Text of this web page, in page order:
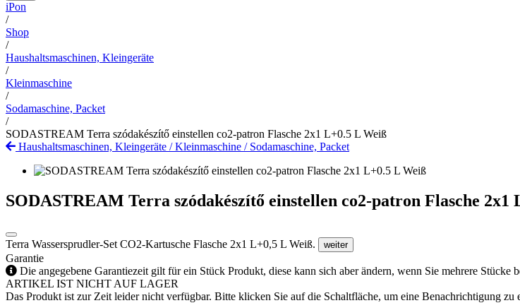
iPon
/
Shop
/
Haushaltsmaschinen, Kleingeräte
/
Kleinmaschine
/
Sodamaschine, Packet
/
SODASTREAM Terra szódakészítő einstellen co2-patron Flasche 2x1 L+0.5 L Weiß
Haushaltsmaschinen, Kleingeräte /Kleinmaschine / Sodamaschine, Packet
SODASTREAM Terra szódakészítő einstellen co2-patron Flasche 2x1
Terra Wassersprudler-Set CO2-Kartusche Flasche 2x1 L+0,5 L Weiß. weiter
Garantie
Die angegebene Garantiezeit gilt für ein Stück Produkt, diese kann sich aber ändern, wenn Sie mehrere Stücke
ARTIKEL IST NICHT AUF LAGER
Das Produkt ist zur Zeit leider nicht verfügbar. Bitte klicken Sie auf die Schaltfläche, um eine Benachrichtigung zu